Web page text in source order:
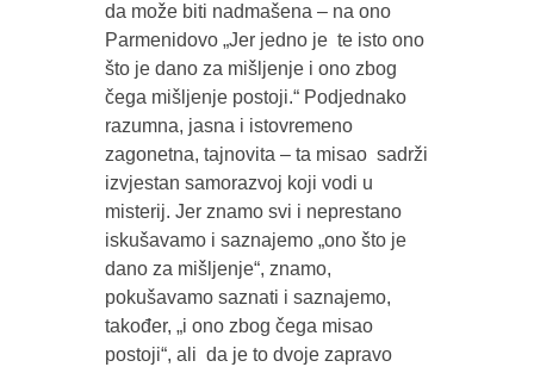
da može biti nadmašena – na ono
Parmenidovo „Jer jedno je te isto ono
što je dano za mišljenje i ono zbog
čega mišljenje postoji.“ Podjednako
razumna, jasna i istovremeno
zagonetna, tajnovita – ta misao sadrži
izvjestan samorazvoj koji vodi u
misterij. Jer znamo svi i neprestano
iskušavamo i saznajemo „ono što je
dano za mišljenje“, znamo,
pokušavamo saznati i saznajemo,
također, „i ono zbog čega misao
postoji“, ali da je to dvoje zapravo